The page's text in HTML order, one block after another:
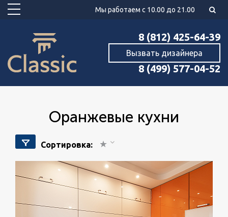
Мы работаем с 10.00 до 21.00
8 (812) 425-64-39
Вызвать дизайнера
8 (499) 577-04-52
Оранжевые кухни
Сортировка: